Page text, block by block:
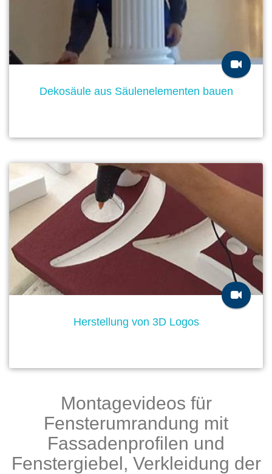
Dekosäule aus Säulenelementen bauen
Herstellung von 3D Logos
Montagevideos für
Fensterumrandung mit
Fassadenprofilen und
Fenstergiebel, Verkleidung der